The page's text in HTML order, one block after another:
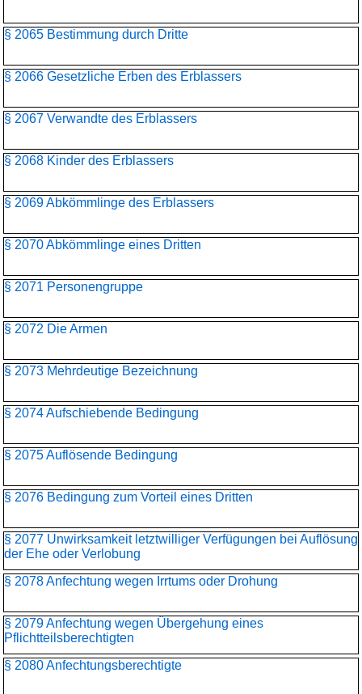
§ 2065 Bestimmung durch Dritte
§ 2066 Gesetzliche Erben des Erblassers
§ 2067 Verwandte des Erblassers
§ 2068 Kinder des Erblassers
§ 2069 Abkömmlinge des Erblassers
§ 2070 Abkömmlinge eines Dritten
§ 2071 Personengruppe
§ 2072 Die Armen
§ 2073 Mehrdeutige Bezeichnung
§ 2074 Aufschiebende Bedingung
§ 2075 Auflösende Bedingung
§ 2076 Bedingung zum Vorteil eines Dritten
§ 2077 Unwirksamkeit letztwilliger Verfügungen bei Auflösung
der Ehe oder Verlobung
§ 2078 Anfechtung wegen Irrtums oder Drohung
§ 2079 Anfechtung wegen Übergehung eines
Pflichtteilsberechtigten
§ 2080 Anfechtungsberechtigte